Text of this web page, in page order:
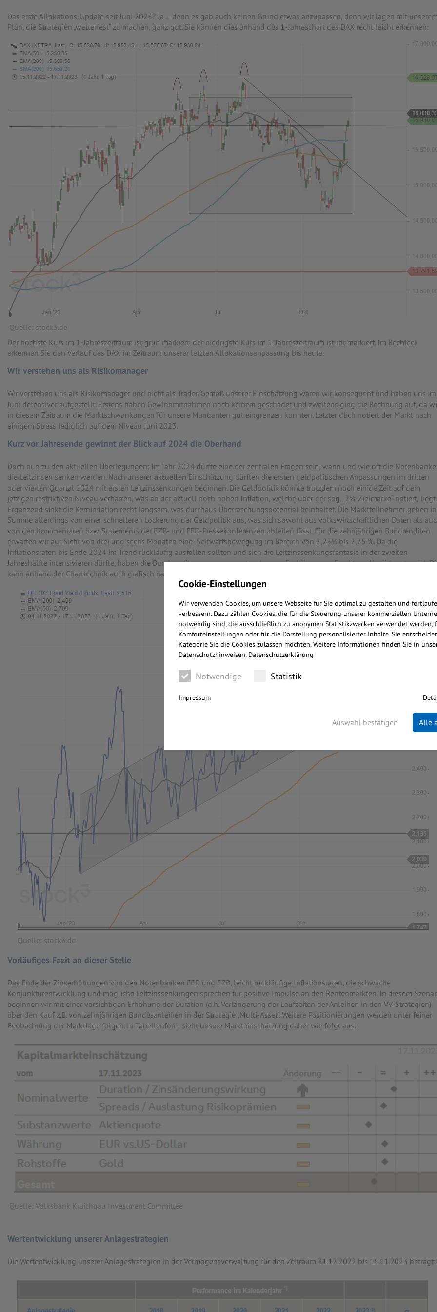
Das erste Allokations-Update seit Juni 2023? Ja – denn es gab auch keinen Grund etwas anzupassen, denn wir lagen mit
Plan, die Strategien „wetterfest“ zu machen, ganz gut. Sie können dies anhand des 1-Jahreschart des DAX recht leicht erkennen:
Quelle: stock3.de
Der höchste Kurs im 1-Jahreszeitraum ist grün markiert, der niedrigste Kurs im 1-Jahreszeitraum ist rot markiert. Im Rechteck
erkennen Sie den Verlauf des DAX im Zeitraum unserer letzten Allokationsanpassung bis heute.
Wir verstehen uns als Risikomanager
Wir verstehen uns als Risikomanager und nicht als Trader. Gemäß unserer Einschätzung waren wir konsequent und haben uns im
Juni defensiver aufgestellt. Erstens haben Gewinnmitnahmen noch keinem geschadet und zweitens ging die Rechnung auf, da
in diesem Zeitraum die Marktschwankungen für unsere Mandanten gut eingrenzen konnten. Letztendlich notiert der Markt nach
einigem Stress lediglich auf dem Niveau Juni 2023.
Kurz vor Jahresende gewinnt der Blick auf 2024 die Oberhand
Doch nun zu den aktuellen Überlegungen: Im Jahr 2024 dürfte eine der zentralen Fragen sein, wann und wie oft die
die Leitzinsen senken werden. Nach unserer aktuellen Einschätzung dürften die ersten geldpolitischen Anpassungen im dritten
oder vierten Quartal 2024 mit ersten Leitzinssenkungen beginnen. Die Geldpolitik könnte trotzdem noch einige Zeit auf dem
jetzigen restriktiven Niveau verharren, was an der aktuell noch hohen Inflation, welche über der sog. „2%-Zielmarke“ notiert, liegt.
Ergänzend sinkt die Kerninflation recht langsam, was durchaus Überraschungspotential beinhaltet. Die Marktteilnehmer gehen in
Summe allerdings von einer schnelleren Lockerung der Geldpolitik aus, was sich sowohl aus volkswirtschaftlichen Daten als
von den Kommentaren bzw. Statements der EZB- und FED-Pressekonferenzen ableiten lässt. Für die zehnjährigen Bundrenditen
erwarten wir auf Sicht von drei und sechs Monaten eine Seitwärtsbewegung im Bereich von 2,25% bis 2,75 %. Da die
Inflationsraten bis Ende 2024 im Trend rückläufig ausfallen sollten und sich die Leitzinssenkungsfantasie in der zweiten
Jahreshälfte intensivieren dürfte, haben die Bundrenditen am sogenannten „langen Ende“ unseres Erachtens Abwärtspotenzial.
kann anhand der Charttechnik auch grafisch nachvollzogen werden, hier sehen Sie bitte nachfolgende Grafik:
Quelle: stock3.de
Vorläufiges Fazit an dieser Stelle
Das Ende der Zinserhöhungen von den Notenbanken FED und EZB, leicht rückläufige Inflationsraten, die schwache
Konjunkturentwicklung und mögliche Leitzinssenkungen sprechen für positive Impulse an den Rentenmärkten. In diesem
beginnen wir mit einer vorsichtigen Erhöhung der Duration (d.h. Verlängerung der Laufzeiten der Anleihen in den VV-Strategien)
über den Kauf z.B. von zehnjährigen Bundesanleihen in der Strategie „Multi-Asset“. Weitere Positionierungen werden unter feiner
Beobachtung der Marktlage folgen. In Tabellenform sieht unsere Markteinschätzung daher wie folgt aus:
Quelle: Volksbank Kraichgau Investment Committee
Wertentwicklung unserer Anlagestrategien
Die Wertentwicklung unserer Anlagestrategien in der Vermögensverwaltung für den Zeitraum 31.12.2022 bis 15.11.2023 beträgt:
Cookie-Einstellungen
Wir verwenden Cookies, um unsere Webseite für Sie optimal zu gestalten und
verbessern. Dazu zählen Cookies, die für die Steuerung unserer kommerziellen
notwendig sind, die ausschließlich zu anonymen Statistikzwecken verwendet werden,
Komforteinstellungen oder für die Darstellung personalisierter Inhalte. Sie
Kategorie Sie die Cookies zulassen möchten. Weitere Informationen finden Sie in
Datenschutzhinweisen. Datenschutzerklärung
Notwendige Statistik
Impressum
Auswahl bestätigen Alle